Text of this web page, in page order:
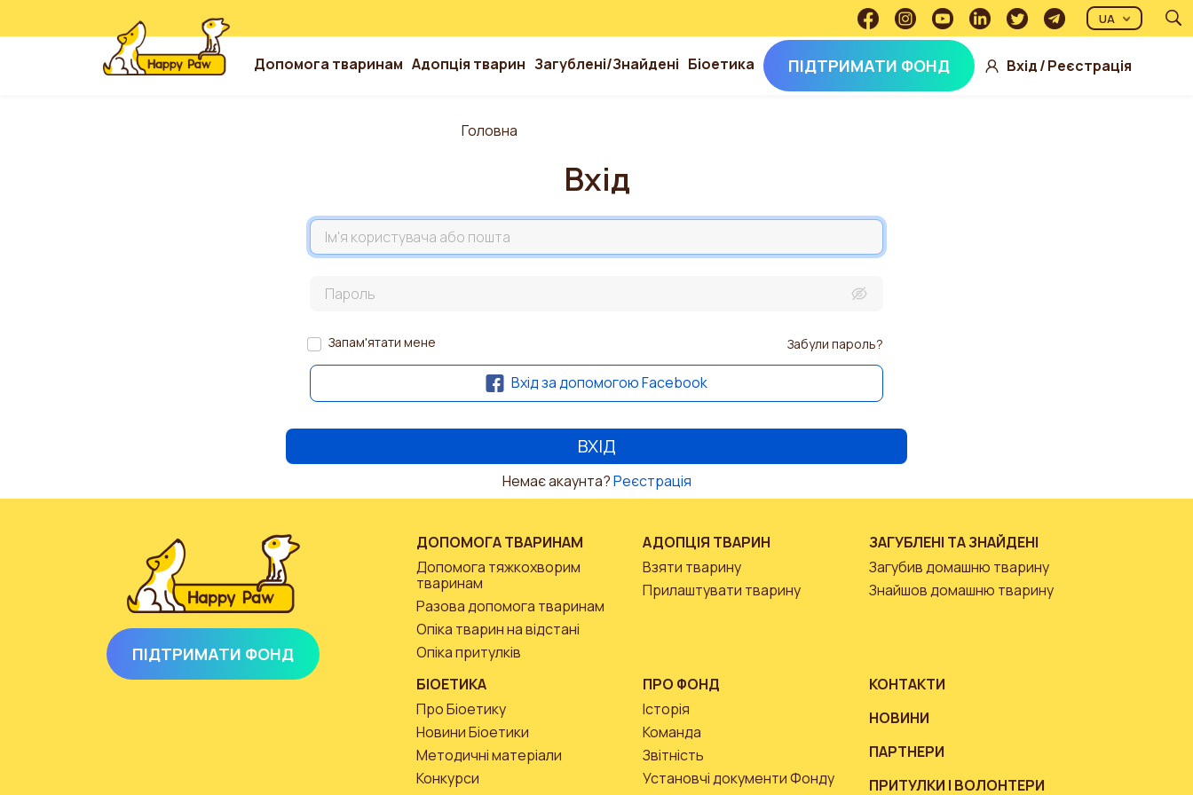
Допомога тваринам Адопція тварин Загублені/Знайдені Біоетика ПІДТРИМАТИ ФОНД Вхід/Реєстрація
UA
Головна
Вхід
Назва акаунта
Запам'ятати мене Забули пароль?
Вхід за допомогою Facebook
Немає акаунта?Реєстрація
ПІДТРИМАТИ ФОНД
ДОПОМОГА ТВАРИНАМ
Допомога тяжкохворим
тваринам
Разова допомога тваринам
Опіка тварин на відстані
Опіка притулків
АДОПЦІЯ ТВАРИН
Взяти тварину
Прилаштувати тварину
ЗАГУБЛЕНІ ТА ЗНАЙДЕНІ
Загубив домашню тварину
Знайшов домашню тварину
БІОЕТИКА
Про Біоетику
Новини Біоетики
Методичні матеріали
Конкурси
ПРО ФОНД
Історія
Команда
Звітність
Установчі документи Фонду
КОНТАКТИ
НОВИНИ
ПАРТНЕРИ
ПРИТУЛКИ І ВОЛОНТЕРИ